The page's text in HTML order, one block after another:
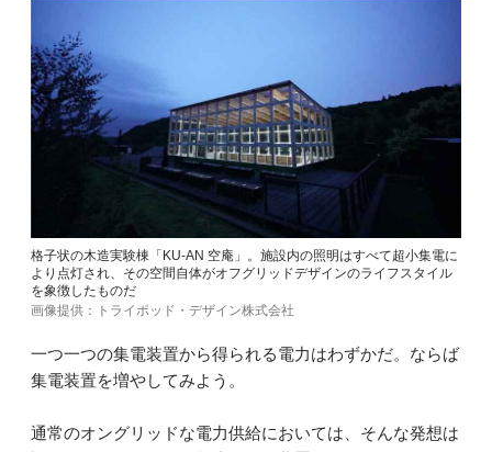
格子状の木造実験棟「KU-AN 空庵」。施設内の照明はすべて超小集電に
より点灯され、その空間自体がオフグリッドデザインのライフスタイル
を象徴したものだ
画像提供：トライポッド・デザイン株式会社
一つ一つの集電装置から得られる電力はわずかだ。ならば
集電装置を増やしてみよう。
通常のオングリッドな電力供給においては、そんな発想は